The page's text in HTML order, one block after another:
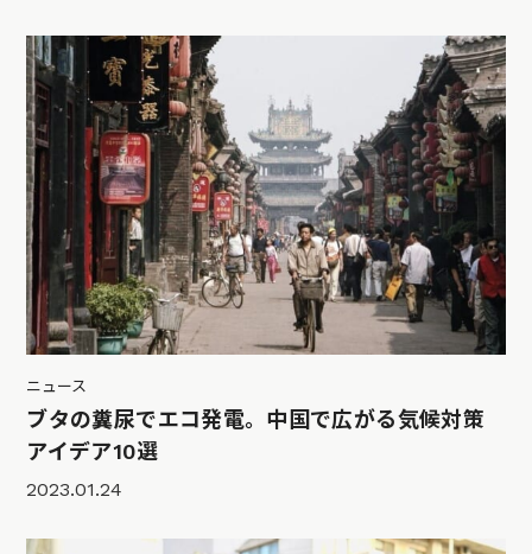
ニュース
ブタの糞尿でエコ発電。中国で広がる気候対策
アイデア10選
2023.01.24